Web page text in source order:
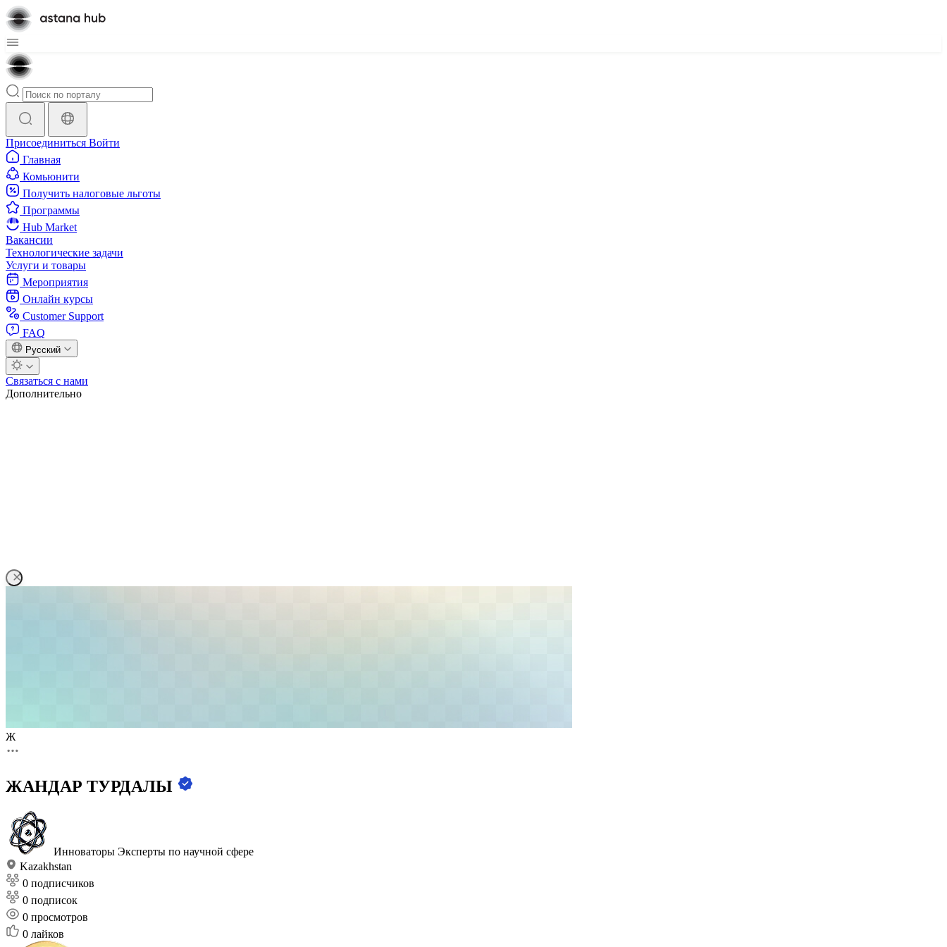
Присоединиться Войти
Главная
Комьюнити
Получить налоговые льготы
Программы
Hub Market
Вакансии
Технологические задачи
Услуги и товары
Мероприятия
Онлайн курсы
Customer Support
FAQ
Русский
Связаться с нами
Дополнительно
Ж
ЖАНДАР ТУРДАЛЫ
Инноваторы Эксперты по научной сфере
Kazakhstan
0 подписчиков
0 подписок
0 просмотров
0 лайков